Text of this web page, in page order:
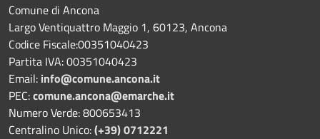
Comune di Ancona
Largo Ventiquattro Maggio 1, 60123, Ancona
Codice Fiscale:00351040423
Partita IVA: 00351040423
Email: info@comune.ancona.it
PEC:comune.ancona@emarche.it
Numero Verde: 800653413
Centralino Unico:(+39) 0712221